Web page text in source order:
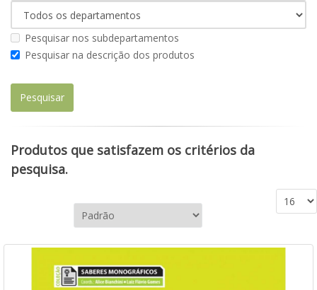
Pesquisar nos subdepartamentos
Pesquisar na descrição dos produtos
Produtos que satisfazem os critérios da
pesquisa.